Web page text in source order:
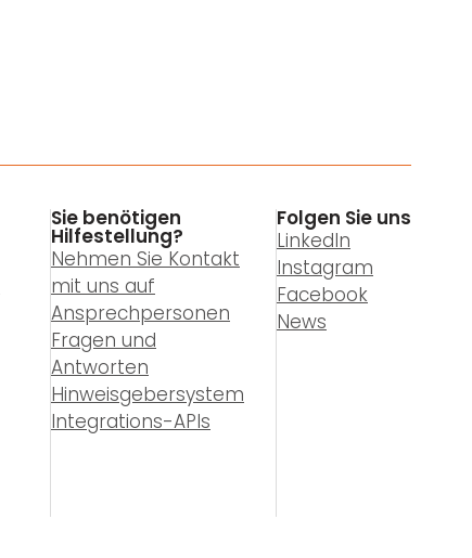
Sie benötigen
Hilfestellung?
Nehmen Sie Kontakt
mit uns auf
Ansprechpersonen
Fragen und
Antworten
Hinweisgebersystem
Integrations-APIs
Folgen Sie uns
LinkedIn
Instagram
Facebook
News